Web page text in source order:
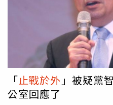
「止戰於外 」被疑黨
公室回應了